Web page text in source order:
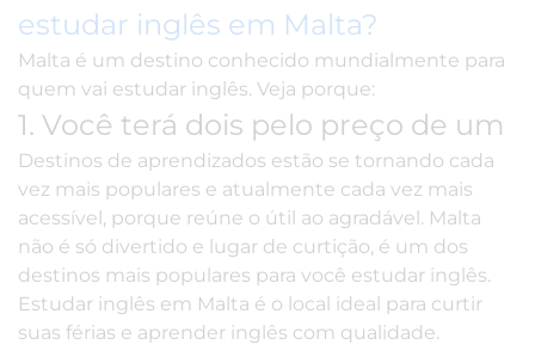
estudar inglês em Malta?
Malta é um destino conhecido mundialmente para
quem vai estudar inglês. Veja porque:
1. Você terá dois pelo preço de um
Destinos de aprendizados estão se tornando cada
vez mais populares e atualmente cada vez mais
acessível, porque reúne o útil ao agradável. Malta
não é só divertido e lugar de curtição, é um dos
destinos mais populares para você estudar inglês.
Estudar inglês em Malta é o local ideal para curtir
suas férias e aprender inglês com qualidade.